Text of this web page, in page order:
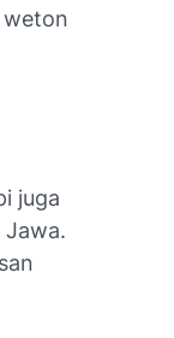
weton
juga
Jawa.